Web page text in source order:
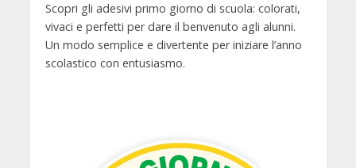
Scopri gli adesivi primo giorno di scuola: colorati,
vivaci e perfetti per dare il benvenuto agli alunni.
Un modo semplice e divertente per iniziare l’anno
scolastico con entusiasmo.